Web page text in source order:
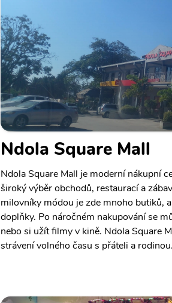
Ndola Square Mall
Ndola Square Mall je moderní nákupní
široký výběr obchodů, restaurací a
milovníky módou je zde mnoho butiků,
doplňky. Po náročném nakupování se
nebo si užít filmy v kině. Ndola Square
strávení volného času s přáteli a rodinou.